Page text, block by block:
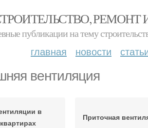
РЕМОНТ
публикации на тему
главная новости
вентиляция
в
квартирах
Приточная